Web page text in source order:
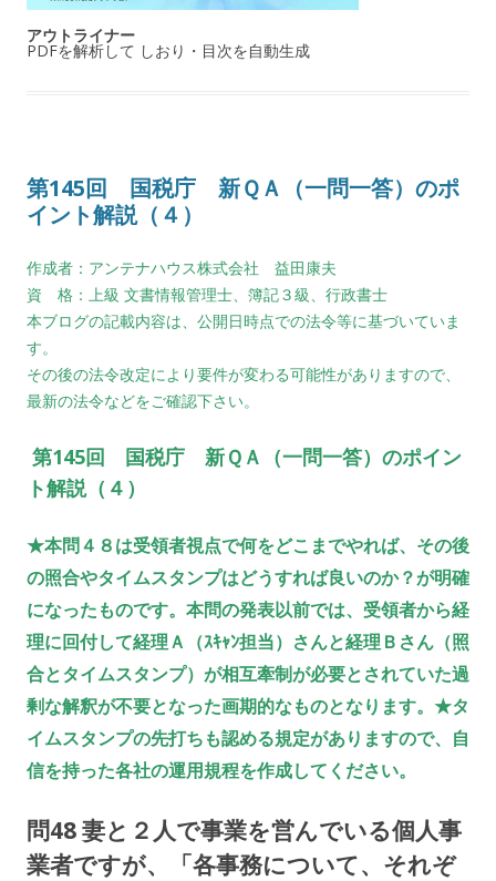
アウトライナー
PDFを解析して しおり・目次を自動生成
第145回 国税庁 新ＱＡ（一問一答）のポ
イント解説（４）
作成者：アンテナハウス株式会社 益田康夫
資 格：上級 文書情報管理士、簿記３級、行政書士
本ブログの記載内容は、公開日時点での法令等に基づいていま
す。
その後の法令改定により要件が変わる可能性がありますので、
最新の法令などをご確認下さい。
第145回 国税庁 新ＱＡ（一問一答）のポイン
ト解説（４）
★本問４８は受領者視点で何をどこまでやれば、その後
の照合やタイムスタンプはどうすれば良いのか？が明確
になったものです。本問の発表以前では、受領者から経
理に回付して経理Ａ（ｽｷｬﾝ担当）さんと経理Ｂさん（照
合とタイムスタンプ）が相互牽制が必要とされていた過
剰な解釈が不要となった画期的なものとなります。★タ
イムスタンプの先打ちも認める規定がありますので、自
信を持った各社の運用規程を作成してください。
問48 妻と２人で事業を営んでいる個人事
業者ですが、「各事務について、それぞ